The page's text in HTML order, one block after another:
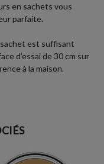
en sachets vous
parfaite.
est suffisant
d'essai de 30 cm sur
à la maison.